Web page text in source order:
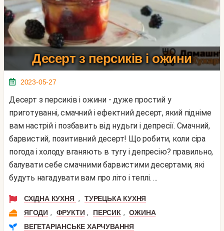
Десерт з персиків і ожини
2023-05-27
Десерт з персиків і ожини - дуже простий у
приготуванні, смачний і ефектний десерт, який підніме
вам настрій і позбавить від нудьги і депресії. Смачний,
барвистий, позитивний десерт! Що робити, коли сіра
погода і холоду вганяють в тугу і депресію? правильно,
балувати себе смачними барвистими десертами, які
будуть нагадувати вам про літо і теплі. ...
СХІДНА КУХНЯ ,
ТУРЕЦЬКА КУХНЯ
ЯГОДИ , ФРУКТИ , ПЕРСИК , ОЖИНА
ВЕГЕТАРІАНСЬКЕ ХАРЧУВАННЯ